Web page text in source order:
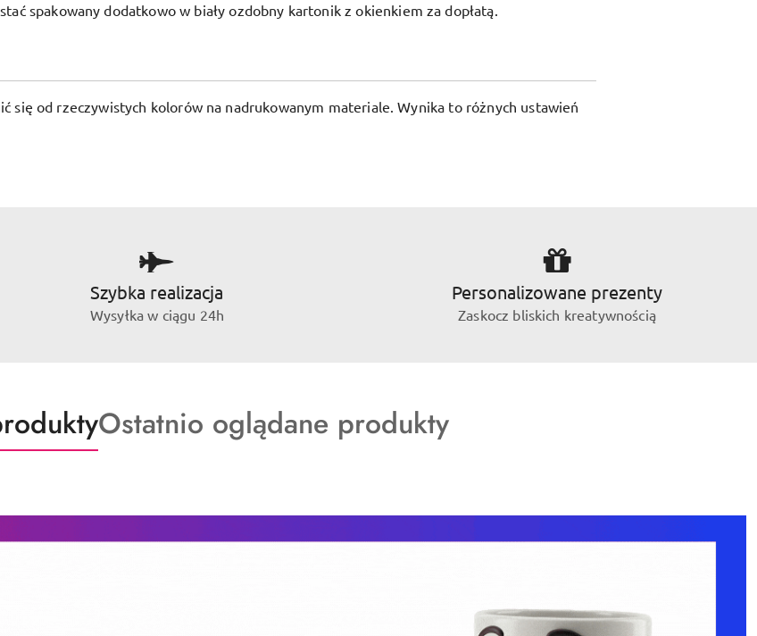
spakowany dodatkowo w biały ozdobny kartonik z okienkiem za dopłatą.
się od rzeczywistych kolorów na nadrukowanym materiale. Wynika to różnych ustawień
Szybka realizacja
Wysyłka w ciągu 24h
Personalizowane prezenty
Zaskocz bliskich kreatywnością
Produkty
o
Ostatnio oglądane produkty